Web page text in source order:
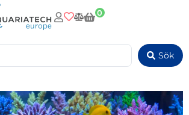
0
Sök